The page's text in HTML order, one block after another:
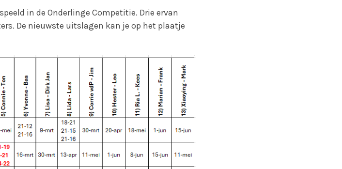
in de Onderlinge Competitie. Drie ervan
De nieuwste uitslagen kan je op het plaatje